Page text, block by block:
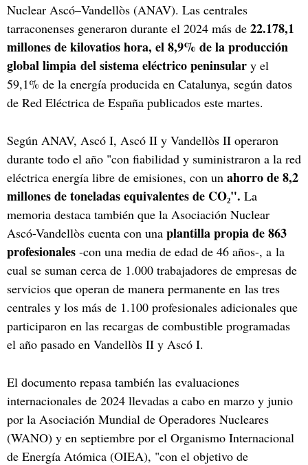
Nuclear Ascó–Vandellòs (ANAV). Las centrales
tarraconenses generaron durante el 2024 más de 22.178,1
millones de kilovatios hora, el 8,9% de la producción
global limpia del sistema eléctrico peninsular y el
59,1% de la energía producida en Catalunya, según datos
de Red Eléctrica de España publicados este martes.
Según ANAV, Ascó I, Ascó II y Vandellòs II operaron
durante todo el año "con fiabilidad y suministraron a la red
eléctrica energía libre de emisiones, con un ahorro de 8,2
millones de toneladas equivalentes de CO₂". La
memoria destaca también que la Asociación Nuclear
Ascó-Vandellòs cuenta con una plantilla propia de 863
profesionales -con una media de edad de 46 años-, a la
cual se suman cerca de 1.000 trabajadores de empresas de
servicios que operan de manera permanente en las tres
centrales y los más de 1.100 profesionales adicionales que
participaron en las recargas de combustible programadas
el año pasado en Vandellòs II y Ascó I.
El documento repasa también las evaluaciones
internacionales de 2024 llevadas a cabo en marzo y junio
por la Asociación Mundial de Operadores Nucleares
(WANO) y en septiembre por el Organismo Internacional
de Energía Atómica (OIEA), "con el objetivo de